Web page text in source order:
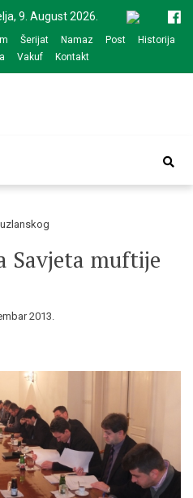
9. August 2026.
Šerijat Namaz Post
Historija
Vakuf Kontakt
Bijeljina
Savjeta muftije
2013.